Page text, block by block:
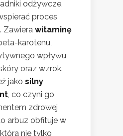
odżywcze,
proces
Zawiera witaminę
karotenu,
wpływu
oraz wzrok.
jako silny
, co czyni go
zdrowej
arbuz obfituje w
, która nie tylko